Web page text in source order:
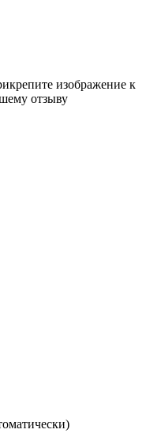
изображение к
отзыву